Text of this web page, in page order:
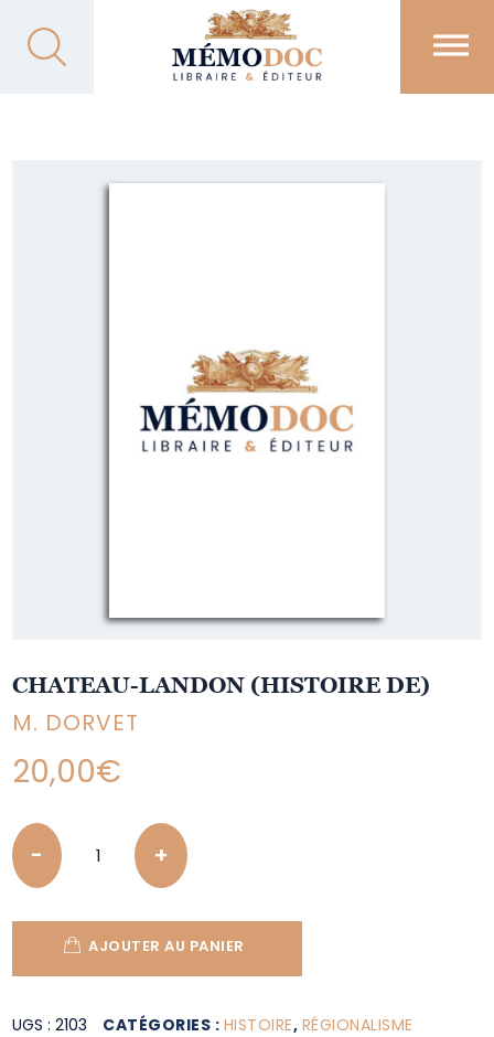
CHATEAU-LANDON (HISTOIRE DE)
M. DORVET
20,00€
Quantity
AJOUTER AU PANIER
UGS :2103 CATÉGORIES : HISTOIRE, RÉGIONALISME